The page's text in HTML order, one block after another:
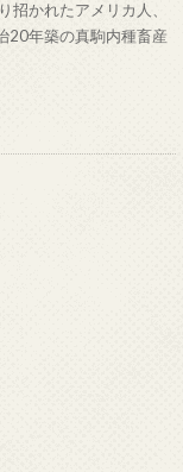
招かれたアメリカ人、
20年築の真駒内種畜産